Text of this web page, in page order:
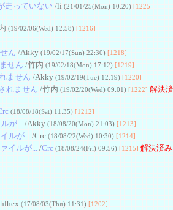
走っていない/li (21/01/25(Mon) 10:20) [1225]
(19/02/06(Wed) 12:58) [1216]
ん /Akky (19/02/17(Sun) 22:30) [1218]
せん /竹内 (19/02/18(Mon) 17:12) [1219]
ません /Akky (19/02/19(Tue) 12:19) [1220]
れません /竹内 (19/02/20(Wed) 09:01) [1222] 解決
(18/08/18(Sat) 11:35) [1212]
が... /Akky (18/08/20(Mon) 21:03) [1213]
ルが... /Crc (18/08/22(Wed) 10:30) [1214]
イルが... /Crc (18/08/24(Fri) 09:56) [1215] 解決済
(17/08/03(Thu) 11:31) [1202]